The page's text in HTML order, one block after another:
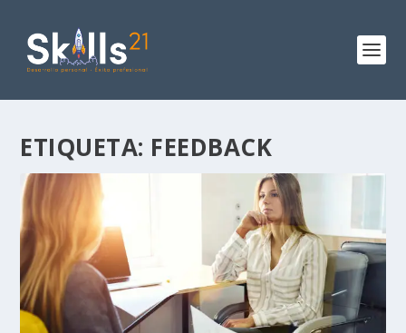
ETIQUETA: FEEDBACK